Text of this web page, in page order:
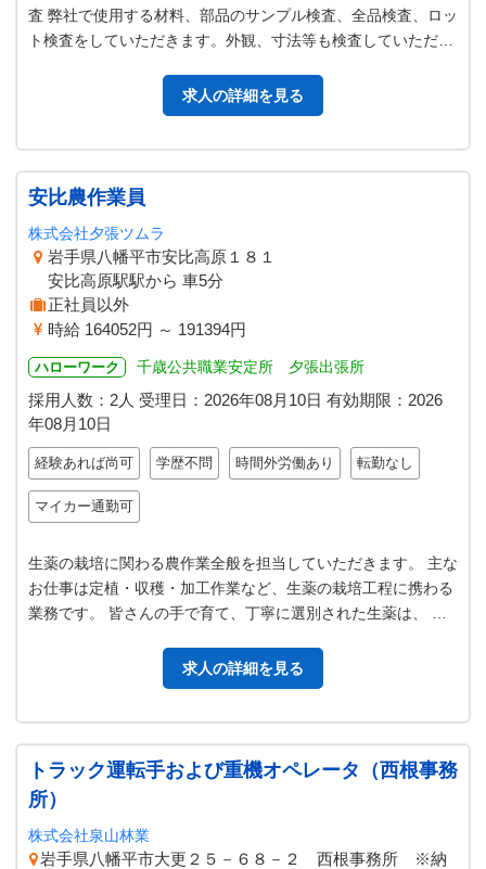
査 弊社で使用する材料、部品のサンプル検査、全品検査、ロッ
ト検査をしていただきます。外観、寸法等も検査していただき
求人の詳細を見る
安比農作業員
株式会社夕張ツムラ
岩手県八幡平市安比高原１８１
安比高原駅駅から 車5分
正社員以外
時給 164052円 ～ 191394円
ハローワーク 千歳公共職業安定所 夕張出張所
採用人数：2人 受理日： 2026年08月10日 有効期限： 2026
年08月10日
経験あれば尚可 学歴不問 時間外労働あり 転勤なし
マイカー通勤可
生薬の栽培に関わる農作業全般を担当していただきます。 主な
お仕事は定植・収穫・加工作業など、生薬の栽培工程に携わる
業務です。 皆さんの手で育て、丁寧に選別された生薬は、 最
求人の詳細を見る
トラック運転手および重機オペレータ（西根事務
所）
株式会社泉山林業
岩手県八幡平市大更２５－６８－２ 西根事務所 ※納